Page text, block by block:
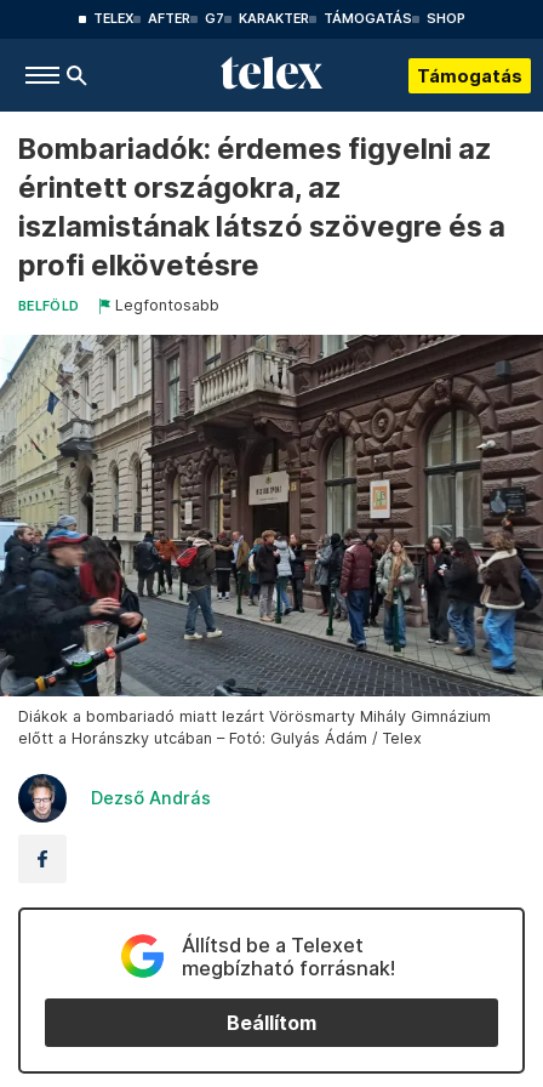
TELEX AFTER G7 KARAKTER TÁMOGATÁS SHOP
Támogatás
Bombariadók: érdemes figyelni az
érintett országokra, az
iszlamistának látszó szövegre és a
profi elkövetésre
BELFÖLD Legfontosabb
Diákok a bombariadó miatt lezárt Vörösmarty Mihály Gimnázium
előtt a Horánszky utcában – Fotó: Gulyás Ádám / Telex
Dezső András
Állítsd be a Telexet
megbízható forrásnak!
Beállítom